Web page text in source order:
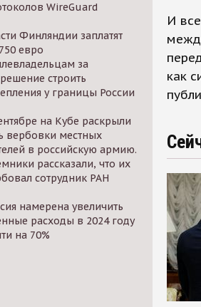
WireGuard
Финляндии заплатят
евро
за
строить
у границы России
на Кубе раскрыли
вербовки местных
в российскую армию.
рассказали, что их
сотрудник РАН
намерена увеличить
расходы в 2024 году
на 70%
И
как